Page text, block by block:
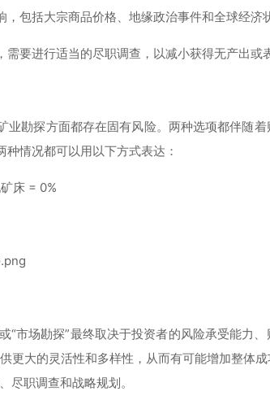
包括大宗商品价格、地缘政治事件和全球经济
要进行适当的尽职调查，以减小获得无产出或
业勘探方面都存在固有风险。两种选项都伴随
情况都可以用以下方式表达：
床 = 0%
“市场勘探”最终取决于投资者的风险承受能力
更大的灵活性和多样性，从而有可能增加整体
尽职调查和战略规划。